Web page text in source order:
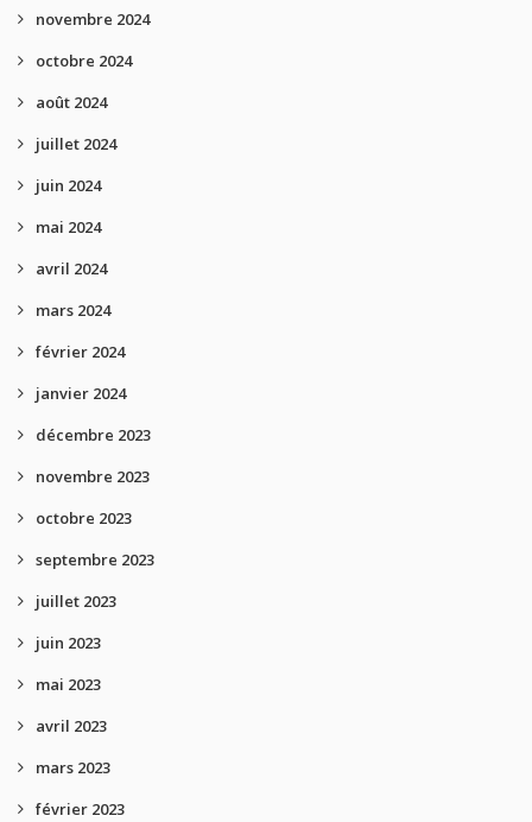
novembre 2024
octobre 2024
août 2024
juillet 2024
juin 2024
mai 2024
avril 2024
mars 2024
février 2024
janvier 2024
décembre 2023
novembre 2023
octobre 2023
septembre 2023
juillet 2023
juin 2023
mai 2023
avril 2023
mars 2023
février 2023